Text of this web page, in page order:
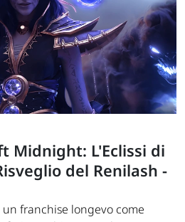
Midnight: L'Eclissi di
del Renilash -
franchise longevo come